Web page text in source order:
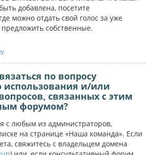
добавлена, посетите
можно отдать свой голос за уже
собственные.
по вопросу
использования и/или
связанных с этим
форумом?
с любым из администраторов,
на странице «Наша команда». Если
свяжитесь с владельцем домена